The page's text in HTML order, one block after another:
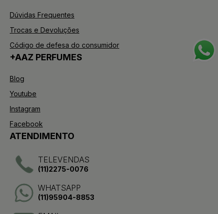
Dúvidas Frequentes
Trocas e Devoluções
Código de defesa do consumidor
+AAZ PERFUMES
Blog
Youtube
Instagram
Facebook
ATENDIMENTO
TELEVENDAS
(11)2275-0076
WHATSAPP
(11)95904-8853